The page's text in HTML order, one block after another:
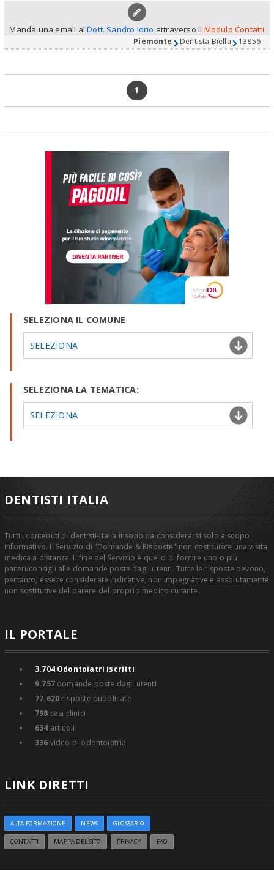
Manda una email alDott. Sandro Iorio attraverso il Modulo Contatti
Piemonte Dentista Biella 13856
1
SELEZIONA IL COMUNE
SELEZIONA
SELEZIONA LA TEMATICA:
SELEZIONA
DENTISTI ITALIA
Tutti i contenuti di dentisti-italia.it sono da considerarsi solo a scopo
informativo. Il Servizio di "Domande & Risposte" non costituisce una visita
medica a distanza. Il fine del Servizio è quello di fornire uno o più
pareri/consigli alle domande poste dagli utenti. Tutte le risposte devono,
pertanto, essere considerate indicative, non impegnative e assolutamente
non sostitutive del parere del proprio medico curante.
IL PORTALE
3.704Odontoiatri iscritti
9.757domande poste dagli utenti
77.620 risposte pubblicate
798 casi clinici
634 articoli
336 video di odontoiatria
LINK DIRETTI
ALTA FORMAZIONE NEWS GLOSSARIO
CONTATTI MAPPA DEL SITO PRIVACY FAQ